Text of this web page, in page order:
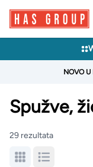
NOVO U
Spužve,
29 rezultata